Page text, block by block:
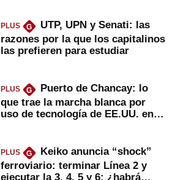
PLUS G
UTP, UPN y Senati: las
razones por la que los capitalinos
las prefieren para estudiar
PLUS G
Puerto de Chancay: lo
que trae la marcha blanca por
uso de tecnología de EE.UU. en
PLUS G
Keiko anuncia “shock”
ferroviario: terminar Línea 2 y
ejecutar la 3, 4, 5 y 6; ¿habrá